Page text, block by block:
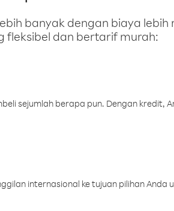
banyak dengan biaya lebih
fleksibel dan bertarif murah:
sejumlah berapa pun. Dengan kredit,
internasional ke tujuan pilihan